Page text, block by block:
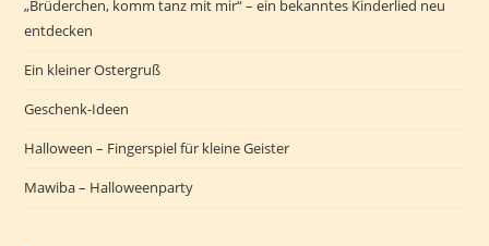
„Brüderchen, komm tanz mit mir“ – ein bekanntes Kinderlied neu
entdecken
Ein kleiner Ostergruß
Geschenk-Ideen
Halloween – Fingerspiel für kleine Geister
Mawiba – Halloweenparty